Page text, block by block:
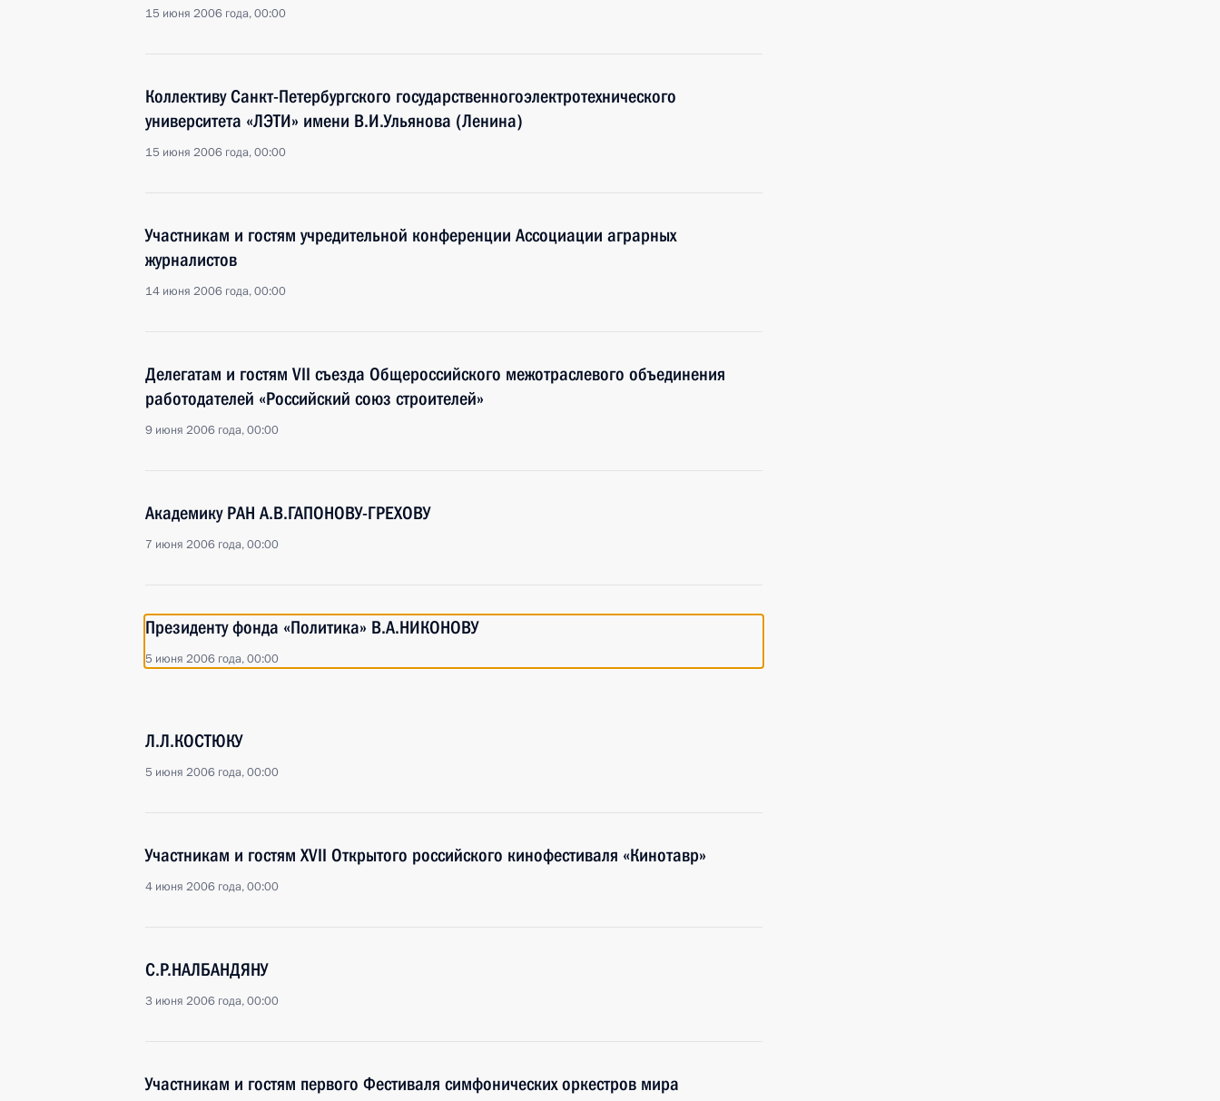
15 июня 2006 года, 00:00
Коллективу Санкт-Петербургского государственногоэлектротехнического
университета «ЛЭТИ» имени В.И.Ульянова (Ленина)
15 июня 2006 года, 00:00
Участникам и гостям учредительной конференции Ассоциации аграрных
журналистов
14 июня 2006 года, 00:00
Делегатам и гостям VII съезда Общероссийского межотраслевого объединения
работодателей «Российский союз строителей»
9 июня 2006 года, 00:00
Академику РАН А.В.ГАПОНОВУ-ГРЕХОВУ
7 июня 2006 года, 00:00
Президенту фонда «Политика» В.А.НИКОНОВУ
5 июня 2006 года, 00:00
Л.Л.КОСТЮКУ
5 июня 2006 года, 00:00
Участникам и гостям XVII Открытого российского кинофестиваля «Кинотавр»
4 июня 2006 года, 00:00
С.Р.НАЛБАНДЯНУ
3 июня 2006 года, 00:00
Участникам и гостям первого Фестиваля симфонических оркестров мира